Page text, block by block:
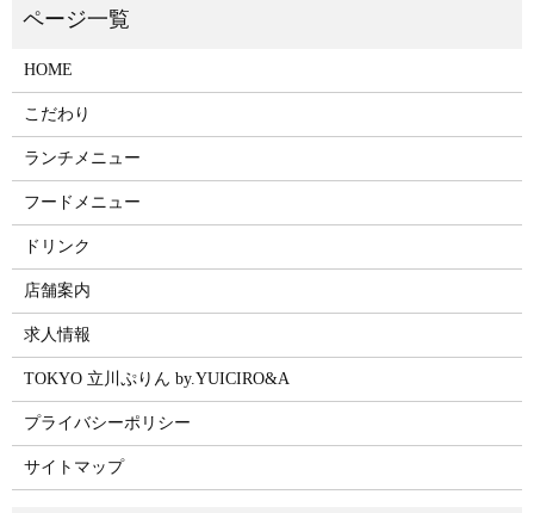
HOME
こだわり
ランチメニュー
フードメニュー
ドリンク
店舗案内
求人情報
TOKYO 立川ぷりん by.YUICIRO&A
プライバシーポリシー
サイトマップ